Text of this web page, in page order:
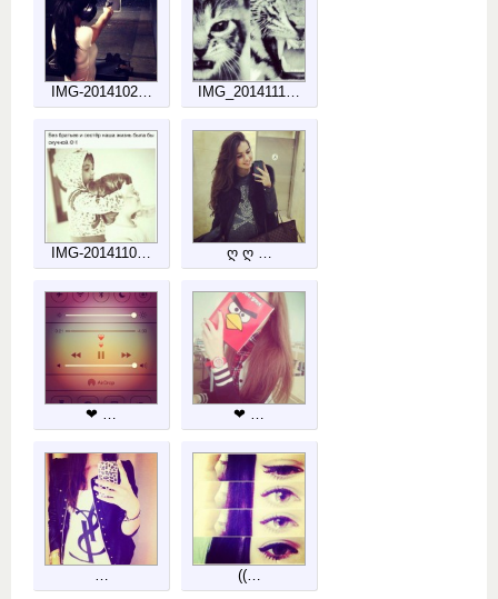
IMG-2014102… IMG_2014111…
IMG-2014110… Ღ Ღ …
❤ … ❤ …
… ((…